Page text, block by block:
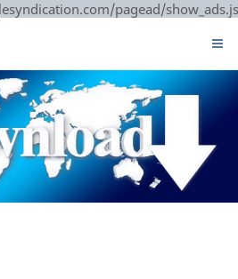
pagead/